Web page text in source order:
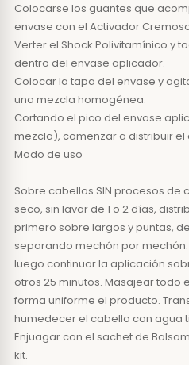
Colocarse los guantes que
envase con el Activador
Verter el Shock Polivitamínico y
dentro del envase aplicador.
Colocar la tapa del envase y
una mezcla homogénea.
Cortando el pico del envase
mezcla), comenzar a distribuir
Modo de uso
Sobre cabellos SIN procesos de
seco, sin lavar de 1 o 2 días,
primero sobre largos y puntas,
separando mechón por
luego continuar la aplicación
otros 25 minutos. Masajear todo
forma uniforme el producto.
humedecer el cabello con agua
Enjuagar con el sachet de
kit.